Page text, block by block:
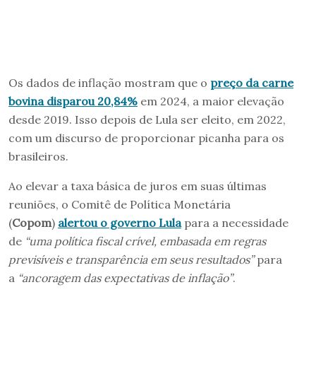
Os dados de inflação mostram que o preço da carne
bovina disparou 20,84% em 2024, a maior elevação
desde 2019. Isso depois de Lula ser eleito, em 2022,
com um discurso de proporcionar picanha para os
brasileiros.
Ao elevar a taxa básica de juros em suas últimas
reuniões, o Comitê de Política Monetária
(Copom) alertou o governo Lulapara a necessidade
de “uma política fiscal crível, embasada em regras
previsíveis e transparência em seus resultados”para
a “ancoragem das expectativas de inflação”.